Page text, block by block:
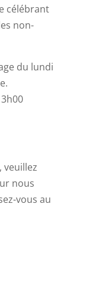
célébrant
non-
du lundi
veuillez
nous
vous au